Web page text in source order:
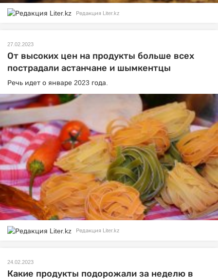
Редакция Liter.kz
27.02.2023
От высоких цен на продукты больше всех
пострадали астанчане и шымкентцы
Речь идет о январе 2023 года.
Редакция Liter.kz
24.02.2023
Какие продукты подорожали за неделю в